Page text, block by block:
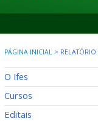
PÁGINA INICIAL >
O Ifes
Cursos
Editais